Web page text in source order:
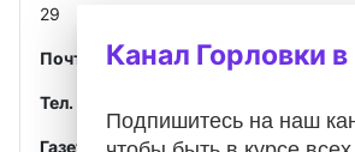
29
Почта gorlovkasegodnya@ya.ru
Тел. ред.:
Газета зарегистрирована
Канал Горловки
Подпишитесь на наш